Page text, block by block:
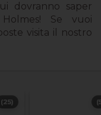
dovranno saper
Se vuoi
visita il nostro
(25)